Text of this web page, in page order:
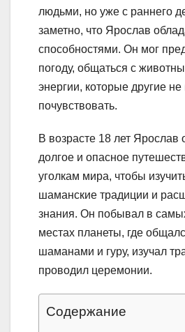
людьми, но уже с раннего
заметно, что Ярослав
способностями. Он мог
погоду, общаться с
энергии, которые другие не
почувствовать.
В возрасте 18 лет Ярослав
долгое и опасное
уголкам мира, чтобы
шаманские традиции и
знания. Он побывал в
местах планеты, где
шаманами и гуру, изучал
проводил церемонии.
Содержание